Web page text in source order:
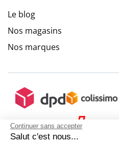
Continuer sans accepter
Salut c'est nous...
Le blog
Nos magasins
Nos marques